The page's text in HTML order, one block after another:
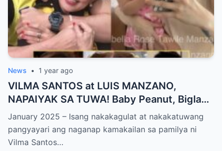
News • 1 year ago
VILMA SANTOS at LUIS MANZANO,
NAPAIYAK SA TUWA! Baby Peanut, Biglang
NAGSALITA ng DIRETSO sa Harap ng Lahat
— Jessy Mendiola, EMOSYONAL sa
Milestone ng Anak! Netizens Kinilig at Na-
January 2025 – Isang nakakagulat at nakakatuwang
pangyayari ang naganap kamakailan sa pamilya ni
Vilma Santos…